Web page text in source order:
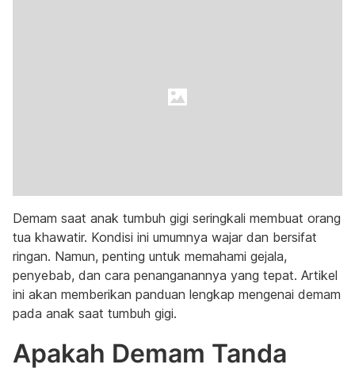
Demam saat anak tumbuh gigi seringkali membuat orang
tua khawatir. Kondisi ini umumnya wajar dan bersifat
ringan. Namun, penting untuk memahami gejala,
penyebab, dan cara penanganannya yang tepat. Artikel
ini akan memberikan panduan lengkap mengenai demam
pada anak saat tumbuh gigi.
Apakah Demam Tanda